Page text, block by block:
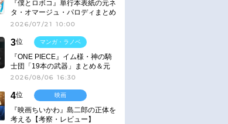
『僕とロボコ』単行本表紙の元ネ
タ・オマージュ・パロディまとめ
2026/07/21 10:00
3位
『ONE PIECE』イム様・神の騎
士団「19本の武器」まとめ＆元
ネタ
2026/08/06 16:30
マンガ・ラノベ
4位
『映画ちいかわ』島二郎の正体を
考える【考察・レビュー】
映画